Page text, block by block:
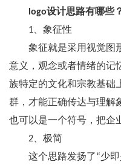
logo设计思路有哪些
1、象征性
象征就是采用视觉图形
意义，观念或者情绪的记
族特定的文化和宗教基础
群，才能正确传达与理解
也可以是一个符号，把企
2、极简
这个思路发扬了“少即